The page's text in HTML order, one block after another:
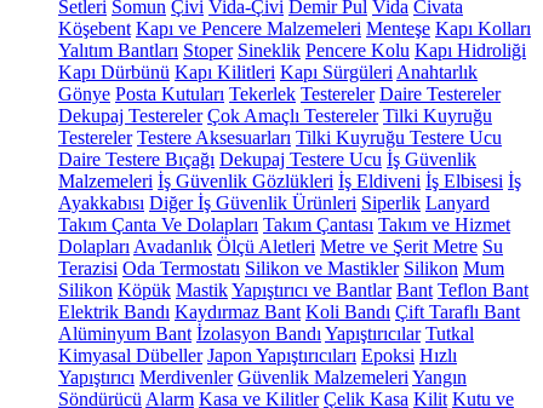
Setleri Somun Çivi Vida-Çivi Demir Pul Vida Civata
Köşebent Kapı ve Pencere Malzemeleri Menteşe Kapı Kolları
Yalıtım Bantları Stoper Sineklik Pencere Kolu Kapı Hidroliği
Kapı Dürbünü Kapı Kilitleri Kapı Sürgüleri Anahtarlık
Gönye Posta Kutuları Tekerlek Testereler Daire Testereler
Dekupaj Testereler Çok Amaçlı Testereler Tilki Kuyruğu
Testereler Testere Aksesuarları Tilki Kuyruğu Testere Ucu
Daire Testere Bıçağı Dekupaj Testere Ucu İş Güvenlik
Malzemeleri İş Güvenlik Gözlükleri İş Eldiveni İş Elbisesi İş
Ayakkabısı Diğer İş Güvenlik Ürünleri Siperlik Lanyard
Takım Çanta Ve Dolapları Takım Çantası Takım ve Hizmet
Dolapları Avadanlık Ölçü Aletleri Metre ve Şerit Metre Su
Terazisi Oda Termostatı Silikon ve Mastikler Silikon Mum
Silikon Köpük MastikYapıştırıcı ve Bantlar Bant Teflon Bant
Elektrik Bandı Kaydırmaz Bant Koli Bandı Çift Taraflı Bant
Alüminyum Bant İzolasyon Bandı Yapıştırıcılar Tutkal
Kimyasal Dübeller Japon Yapıştırıcıları Epoksi Hızlı
Yapıştırıcı Merdivenler Güvenlik Malzemeleri Yangın
Söndürücü Alarm Kasa ve Kilitler Çelik Kasa Kilit Kutu ve